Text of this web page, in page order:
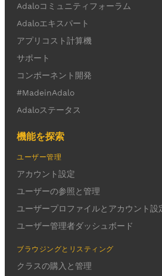
Adaloコミュニティフォーラム
Adaloエキスパート
アプリコスト計算機
サポート
コンポーネント開発
#MadeinAdalo
Adaloステータス
機能を探索
ユーザー管理
アカウント設定
ユーザーの参照と管理
ユーザープロファイルとアカウント設
ユーザー管理者ダッシュボード
ブラウジングとリスティング
クラスの購入と管理